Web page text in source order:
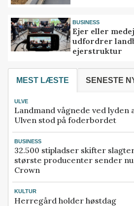
BUSINESS
Ejer eller
udfordrer
ejerstruktur
MEST LÆSTE SENESTE
ULVE
Landmand vågnede ved lyden
Ulven stod på foderbordet
BUSINESS
32.500 stipladser skifter
største producenter sender
Crown
KULTUR
Herregård holder høstdag